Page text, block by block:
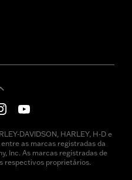
DAVIDSON, HARLEY, H-D e
as marcas registradas da
Inc. As marcas registradas de
respectivos proprietários.